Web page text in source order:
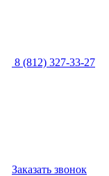
8 (812) 327-33-27
Заказать звонок